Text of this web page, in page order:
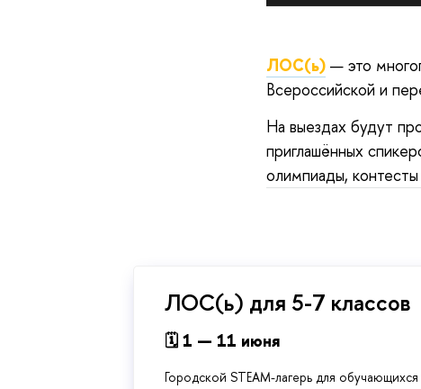
ЛОС(ь) — это
Всероссийской и
На выездах будут
приглашённых
олимпиады, контесты
ЛОС(ь) для 5-7 классов
🗓 1 — 11 июня
Городской STEAM-лагерь для